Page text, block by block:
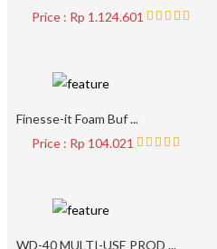
Price : Rp 1.124.601
Finesse-it Foam Buf ...
Price : Rp 104.021
WD-40 MULTI-USE PROD ...